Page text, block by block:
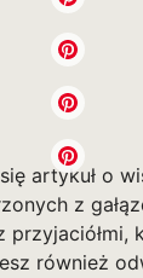
artykuł o
z
przyjaciółmi,
również